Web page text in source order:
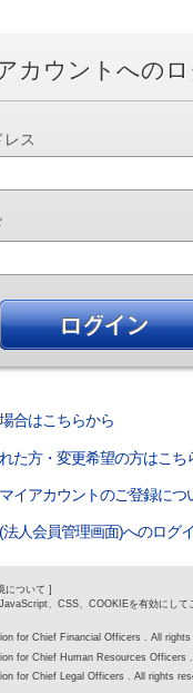
カウントへの
レス
合はこちらから
た方・変更希望の方はこち
イアカウントのご登録につ
人会員管理画面)へのログ
について ]
、CSS、COOKIEを有効にして
for Chief Financial Officers . All rights
for Chief Human Resources Officers .
for Chief Legal Officers . All rights